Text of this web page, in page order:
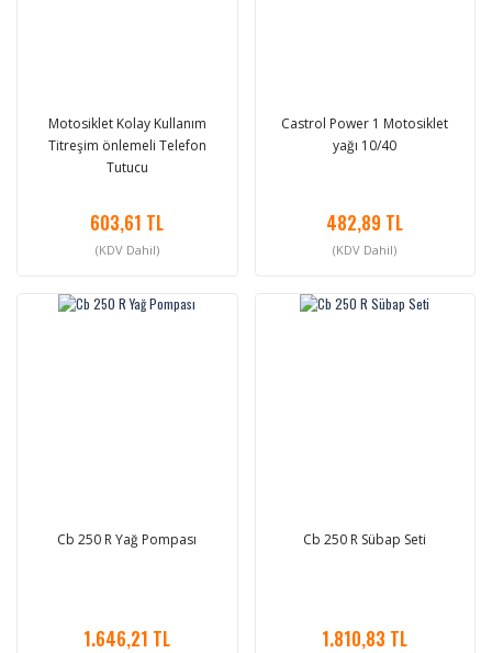
Motosiklet Kolay Kullanım
Titreşim önlemeli Telefon
Tutucu
603,61 TL
(KDV Dahil)
Castrol Power 1 Motosiklet
yağı 10/40
482,89 TL
(KDV Dahil)
Cb 250 R Yağ Pompası
1.646,21 TL
Cb 250 R Sübap Seti
1.810,83 TL